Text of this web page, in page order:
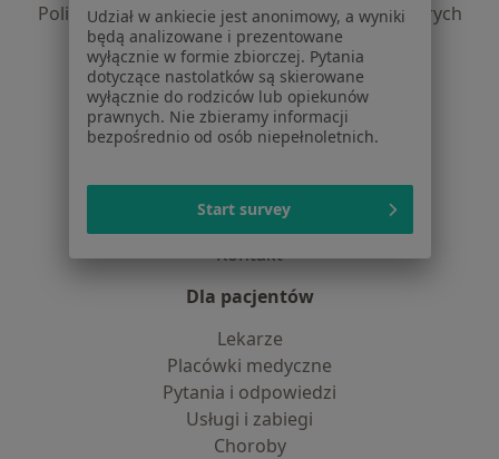
Polityka prywatności dla profesjonalistów, których
dane pozyskaliśmy samodzielnie
Polityka cookies
Jak działają wyniki wyszukiwania
Dostępność
O nas
Partnerzy
Kontakt
Dla pacjentów
Lekarze
Placówki medyczne
Pytania i odpowiedzi
Usługi i zabiegi
Choroby
Udział w ankiecie jest anonimowy, a wyniki
będą analizowane i prezentowane
wyłącznie w formie zbiorczej. Pytania
dotyczące nastolatków są skierowane
wyłącznie do rodziców lub opiekunów
prawnych. Nie zbieramy informacji
bezpośrednio od osób niepełnoletnich.
Start survey